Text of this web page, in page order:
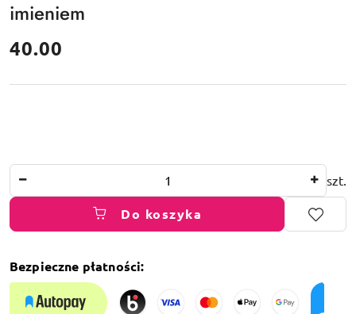
imieniem
cena:
40.00
szt.
Do koszyka
Bezpieczne płatności: